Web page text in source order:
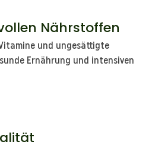
Nährstoffen
und ungesättigte
Ernährung und intensiven